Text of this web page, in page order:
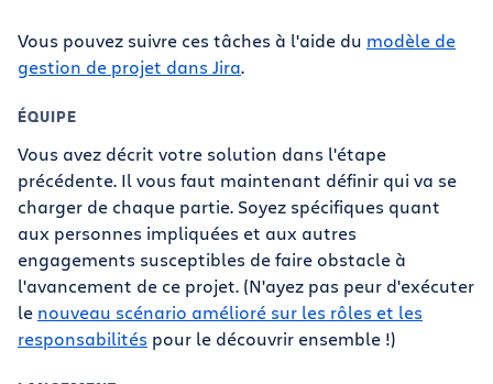
Vous pouvez suivre ces tâches à l'aide du modèle de
gestion de projet dans Jira.
ÉQUIPE
Vous avez décrit votre solution dans l'étape
précédente. Il vous faut maintenant définir qui va se
charger de chaque partie. Soyez spécifiques quant
aux personnes impliquées et aux autres
engagements susceptibles de faire obstacle à
l'avancement de ce projet. (N'ayez pas peur d'exécuter
le nouveau scénario amélioré sur les rôles et les
responsabilités pour le découvrir ensemble !)